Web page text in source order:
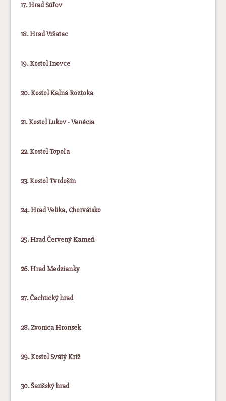
17. Hrad Súľov
18. Hrad Vršatec
19. Kostol Inovce
20. Kostol Kalná Roztoka
21. Kostol Lukov - Venécia
22. Kostol Topoľa
23. Kostol Tvrdošín
24. Hrad Velika, Chorvátsko
25. Hrad Červený Kameň
26. Hrad Medzianky
27. Čachtický hrad
28. Zvonica Hronsek
29. Kostol Svätý Kríž
30. Šarišský hrad